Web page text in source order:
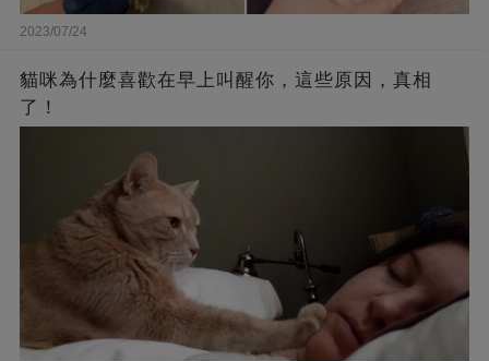
2023/07/24
貓咪為什麼喜歡在早上叫醒你，這些原因，真相
了！